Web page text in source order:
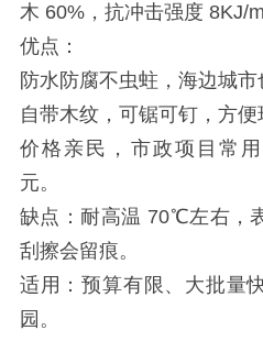
木 60%，抗冲击强度 8KJ/
优点：
防水防腐不虫蛀，海边城市
自带木纹，可锯可钉，方便
价格亲民，市政项目常
元。
缺点：耐高温 70℃左右，
刮擦会留痕。
适用：预算有限、大批量
园。